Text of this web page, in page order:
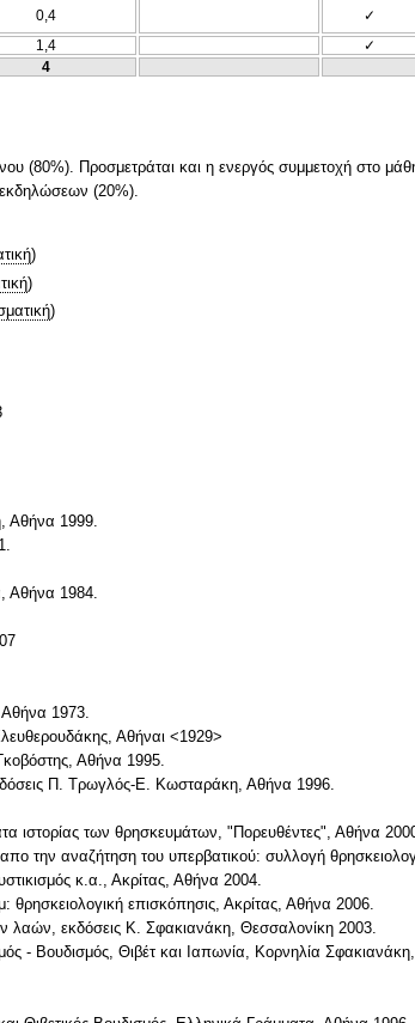
0,4 ✓
1,4 ✓
4
(80%). Προσμετράται και η ενεργός συμμετοχή στο
εκδηλώσεων (20%).
)
)
)
Αθήνα 1999.
Αθήνα 1984.
1973.
Αθήναι <1929>
Αθήνα 1995.
Π. Τρωγλός-Ε. Κωσταράκη, Αθήνα 1996.
ιστορίας των θρησκευμάτων, "Πορευθέντες", Αθήνα
την αναζήτηση του υπερβατικού: συλλογή
κ.α., Ακρίτας, Αθήνα 2004.
επισκόπησις, Ακρίτας, Αθήνα 2006.
λαών, εκδόσεις Κ. Σφακιανάκη, Θεσσαλονίκη 2003.
- Βουδισμός, Θιβέτ και Ιαπωνία, Κορνηλία